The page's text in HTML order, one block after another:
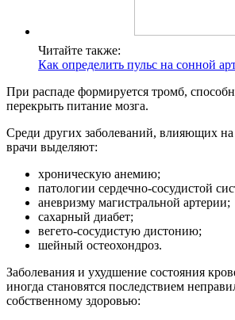
Читайте также:
Как определить пульс на сонной
При распаде формируется тромб,
перекрыть питание мозга.
Среди других заболеваний, влияющих
врачи выделяют:
хроническую анемию;
патологии сердечно-сосудистой
аневризму магистральной артерии;
сахарный диабет;
вегето-сосудистую дистонию;
шейный остеохондроз.
Заболевания и ухудшение состояния
иногда становятся последствием
собственному здоровью: